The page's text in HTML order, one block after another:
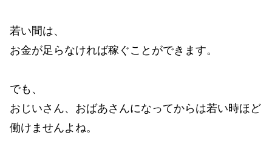
若い間は、
お金が足らなければ稼ぐことができます。
でも、
おじいさん、おばあさんになってからは若い時ほど
働けませんよね。